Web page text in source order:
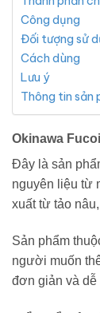
Công dụng
Đối tượng sử
Cách dùng
Lưu ý
Thông tin sản
Okinawa
Đây là sản
nguyên liệu từ
xuất từ tảo
Sản phẩm
người muốn
đơn giản và dễ